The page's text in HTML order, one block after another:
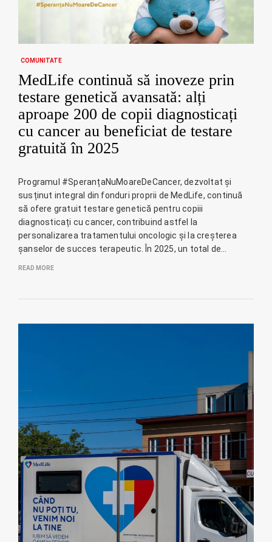
COMUNITATE
MedLife continuă să inoveze prin
testare genetică avansată: alți
aproape 200 de copii diagnosticați
cu cancer au beneficiat de testare
gratuită în 2025
Programul #SperanțaNuMoareDeCancer, dezvoltat și
susținut integral din fonduri proprii de MedLife, continuă
să ofere gratuit testare genetică pentru copiii
diagnosticați cu cancer, contribuind astfel la
personalizarea tratamentului oncologic și la creșterea
șanselor de succes terapeutic. În 2025, un total de…
READ MORE